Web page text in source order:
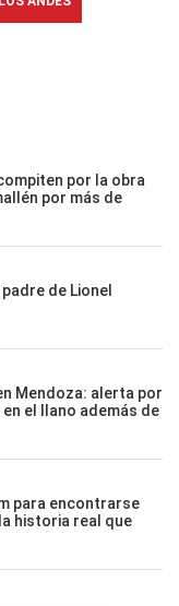
por la obra
por más de
de Lionel
Mendoza: alerta por
el llano además de
para encontrarse
historia real que